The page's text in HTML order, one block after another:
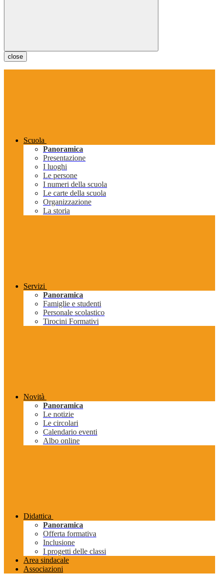
close
Scuola
Panoramica
Presentazione
I luoghi
Le persone
I numeri della scuola
Le carte della scuola
Organizzazione
La storia
Servizi
Panoramica
Famiglie e studenti
Personale scolastico
Tirocini Formativi
Novità
Panoramica
Le notizie
Le circolari
Calendario eventi
Albo online
Didattica
Panoramica
Offerta formativa
Inclusione
I progetti delle classi
Area sindacale
Associazioni